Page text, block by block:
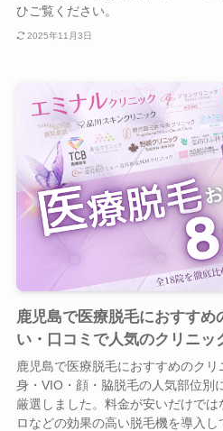
ひご覧ください。
2025年11月3日
鹿児島で医療脱毛におすすめ
い・口コミで人気のクリニッ
鹿児島で医療脱毛におすすめのク
身・VIO・顔・脇脱毛の人気部位別
厳選しました。料金が安いだけで
ロなどの効果の高い脱毛機を導入